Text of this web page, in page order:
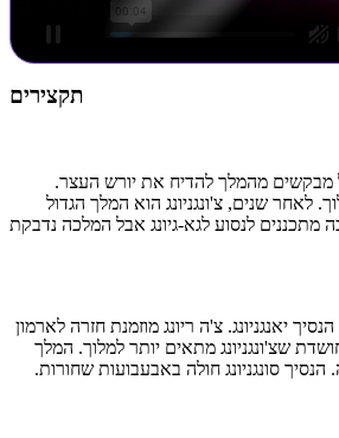
תקצירים
מבקשים מהמלך להדיח את יורש העצר.
לאחר שנים, צ'ונגניונג הוא המלך הגדול
מתכננים לנסוע לגא-גיונג אבל המלכה נדבקת
יאנגניונג. צ'ה ריונג מוזמנת חזרה לארמון
שצ'ונגניונג מתאים יותר למלוך. המלך
סונגניונג חולה באבעבועות שחורות.